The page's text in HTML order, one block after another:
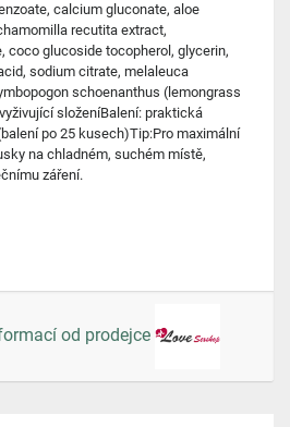
calcium gluconate, aloe
recutita extract,
coco glucoside tocopherol, glycerin,
sodium citrate, melaleuca
schoenanthus (lemongrass
složeníBalení: praktická
po 25 kusech)Tip:Pro maximální
na chladném, suchém místě,
záření.
od prodejce